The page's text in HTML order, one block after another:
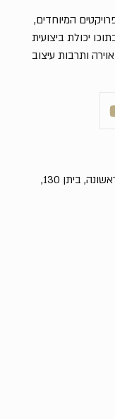
כתובתנו: דרך בן צבי 84, בניין פנורמה, קומה ראשונה, ביתן 130,
המיוחדים,
יכולת ביצועית
ותרבות עיצוב